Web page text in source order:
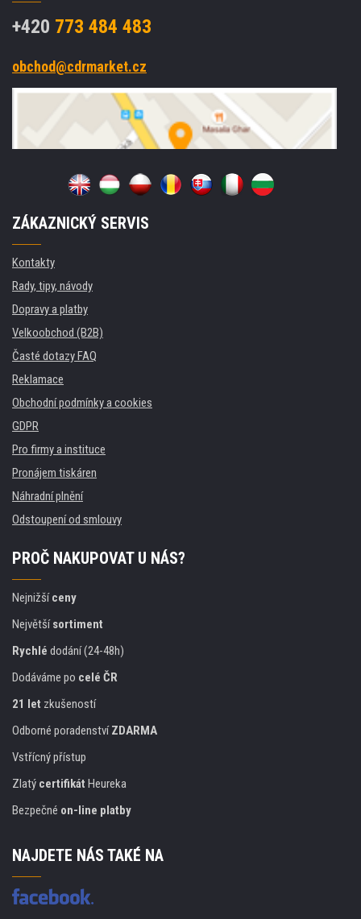
+420 773 484 483
obchod@cdrmarket.cz
ZÁKAZNICKÝ SERVIS
Kontakty
Rady, tipy, návody
Dopravy a platby
Velkoobchod (B2B)
Časté dotazy FAQ
Reklamace
Obchodní podmínky a cookies
GDPR
Pro firmy a instituce
Pronájem tiskáren
Náhradní plnění
Odstoupení od smlouvy
PROČ NAKUPOVAT U NÁS?
Nejnižšíceny
Největšísortiment
Rychlé dodání (24-48h)
Dodáváme po celé ČR
21 let zkušeností
Odborné poradenstvíZDARMA
Vstřícný přístup
Zlatý certifikát Heureka
Bezpečné on-line platby
NAJDETE NÁS TAKÉ NA